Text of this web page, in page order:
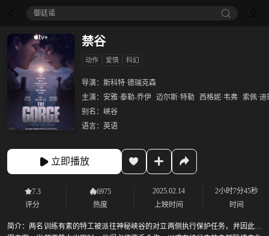
御廷谣‎
禁谷
动作 爱情 科幻
导演： 斯科特·德瑞克森
主演： 安雅·泰勒-乔伊 迈尔斯·特勒 西格妮·韦弗 索佩·迪
别名： 峡谷
语言： 英语
立即播放
7.3
评分
6975
热度
2025.02.14
上映时间
2小时7分45秒
时间
简介： 两名训练有素的特工被派往神秘峡谷的对立两侧执行保护任务，并因此变